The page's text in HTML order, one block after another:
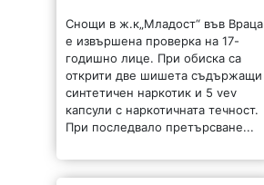
Снощи в ж.к„Младост“ във Враца
е извършена проверка на 17-
годишно лице. При обиска са
открити две шишета съдържащи
синтетичен наркотик и 5 vev
капсули с наркотичната течност.
При последвало претърсване...